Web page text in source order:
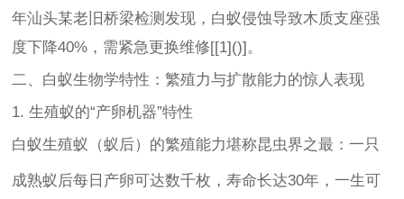
年汕头某老旧桥梁检测发现，白蚁侵蚀导致木质支座强
度下降40%，需紧急更换维修[[1]()]。
二、白蚁生物学特性：繁殖力与扩散能力的惊人表现
1. 生殖蚁的“产卵机器”特性
白蚁生殖蚁（蚁后）的繁殖能力堪称昆虫界之最：一只
成熟蚁后每日产卵可达数千枚，寿命长达30年，一生可